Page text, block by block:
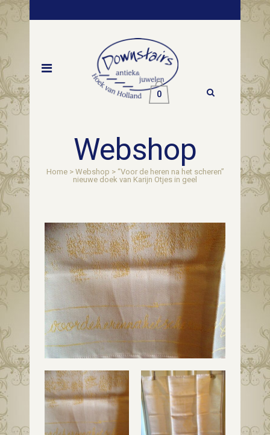
0
Webshop
Home> Webshop > “Voor de heren na het scheren”
nieuwe doek van Karijn Otjes in geel